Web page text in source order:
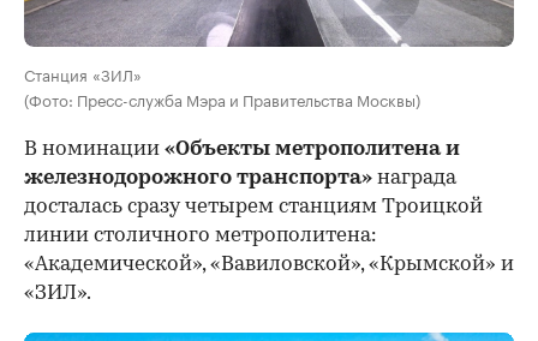
Станция «ЗИЛ»
(Фото: Пресс-служба Мэра и Правительства Москвы)
В номинации «Объекты метрополитена и
железнодорожного транспорта» награда
досталась сразу четырем станциям Троицкой
линии столичного метрополитена:
«Академической», «Вавиловской», «Крымской» и
«ЗИЛ».